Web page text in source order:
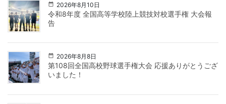
2026年8月10日
令和8年度 全国高等学校陸上競技対校選手権 大会報
告
2026年8月8日
第108回全国高校野球選手権大会 応援ありがとうござ
いました！